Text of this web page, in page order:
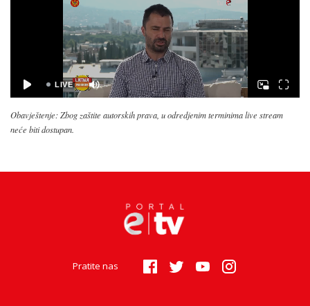
Obavještenje: Zbog zaštite autorskih prava, u odredjenim terminima live stream
neće biti dostupan.
Pratite nas